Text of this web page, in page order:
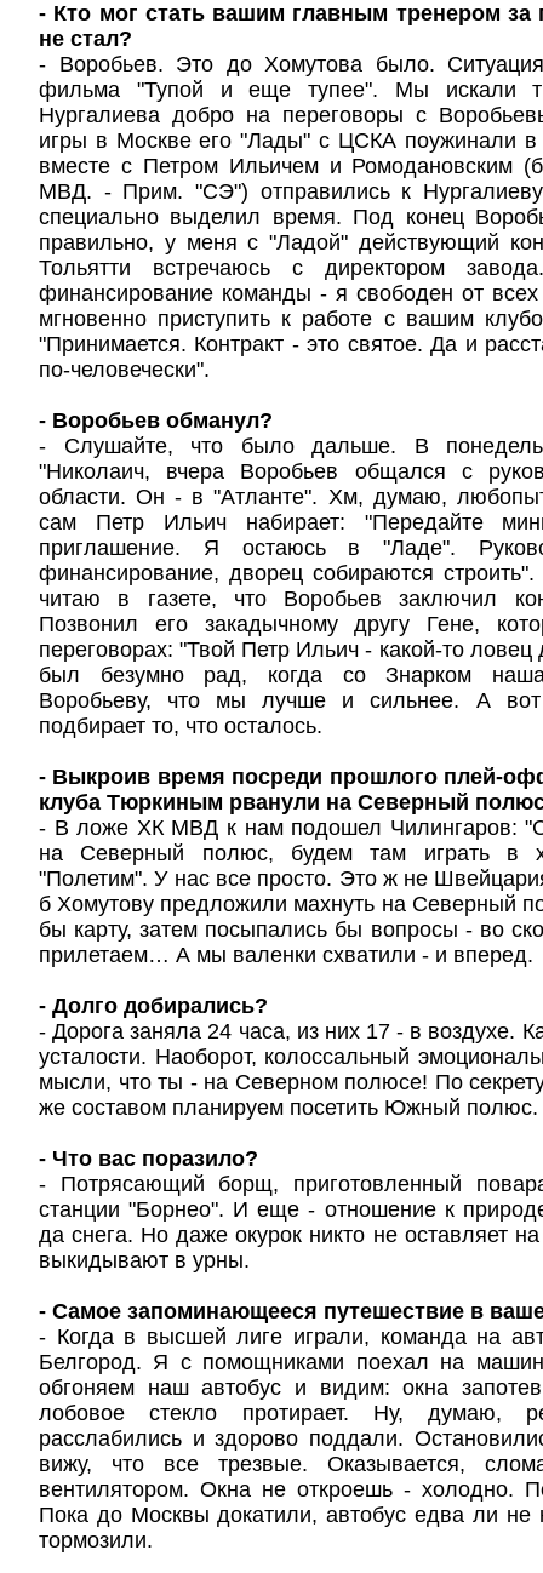
- Кто мог стать вашим главным тренером за
не стал?
- Воробьев. Это до Хомутова было.
фильма "Тупой и еще тупее". Мы искали
Нургалиева добро на переговоры с
игры в Москве его "Лады" с ЦСКА поужинали в
вместе с Петром Ильичем и Ромодановским
МВД. - Прим. "СЭ") отправились к
специально выделил время. Под конец
правильно, у меня с "Ладой" действующий
Тольятти встречаюсь с директором
финансирование команды - я свободен от всех
мгновенно приступить к работе с вашим
"Принимается. Контракт - это святое. Да и
по-человечески".
- Воробьев обманул?
- Слушайте, что было дальше. В
"Николаич, вчера Воробьев общался с
области. Он - в "Атланте". Хм, думаю,
сам Петр Ильич набирает: "Передайте
приглашение. Я остаюсь в "Ладе".
финансирование, дворец собираются
читаю в газете, что Воробьев заключил
Позвонил его закадычному другу Гене,
переговорах: "Твой Петр Ильич - какой-то
был безумно рад, когда со Знарком
Воробьеву, что мы лучше и сильнее. А
подбирает то, что осталось.
- Выкроив время посреди прошлого плей-
клуба Тюркиным рванули на Северный
- В ложе ХК МВД к нам подошел Чилингаров:
на Северный полюс, будем там играть в
"Полетим". У нас все просто. Это ж не
б Хомутову предложили махнуть на Северный
бы карту, затем посыпались бы вопросы - во
прилетаем… А мы валенки схватили - и вперед.
- Долго добирались?
- Дорога заняла 24 часа, из них 17 - в воздухе.
усталости. Наоборот, колоссальный
мысли, что ты - на Северном полюсе! По
же составом планируем посетить Южный полюс.
- Что вас поразило?
- Потрясающий борщ, приготовленный
станции "Борнео". И еще - отношение к
да снега. Но даже окурок никто не оставляет
выкидывают в урны.
- Самое запоминающееся путешествие в
- Когда в высшей лиге играли, команда на
Белгород. Я с помощниками поехал на
обгоняем наш автобус и видим: окна
лобовое стекло протирает. Ну, думаю,
расслабились и здорово поддали.
вижу, что все трезвые. Оказывается,
вентилятором. Окна не откроешь - холодно.
Пока до Москвы докатили, автобус едва ли
тормозили.